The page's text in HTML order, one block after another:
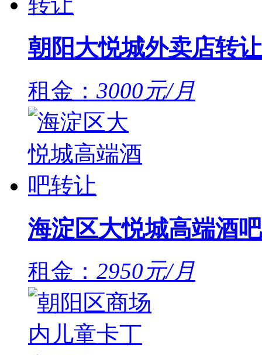
朝阳大悦城外卖店转让
租金： 3000元/月
海淀区大悦城高端酒
租金： 2950元/月